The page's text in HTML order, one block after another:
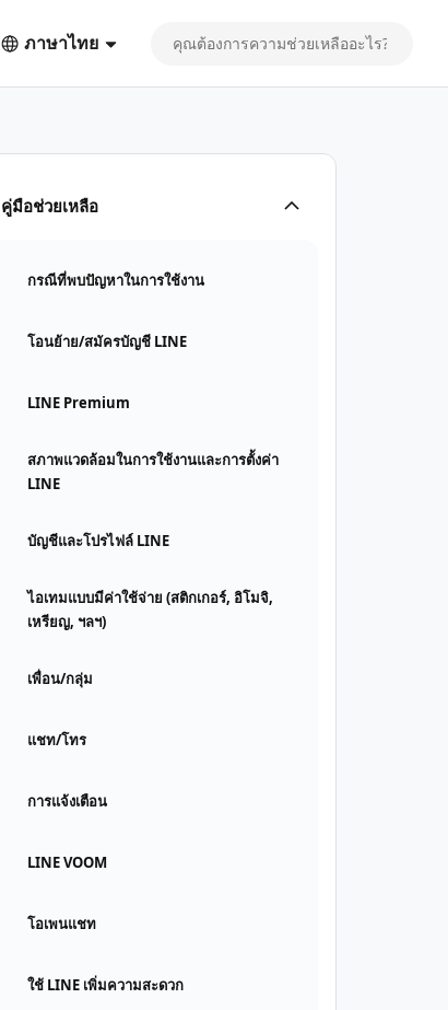
ภาษาไทย
คู่มือช่วยเหลือ
กรณีที่พบปัญหาในการใช้งาน
โอนย้าย/สมัครบัญชี LINE
LINE Premium
สภาพแวดล้อมในการใช้งานและการตั้งค่า
LINE
บัญชีและโปรไฟล์ LINE
ไอเทมแบบมีค่าใช้จ่าย (สติกเกอร์, อิโมจิ,
เหรียญ, ฯลฯ)
เพื่อน/กลุ่ม
แชท/โทร
การแจ้งเตือน
LINE VOOM
โอเพนแชท
ใช้ LINE เพิ่มความสะดวก